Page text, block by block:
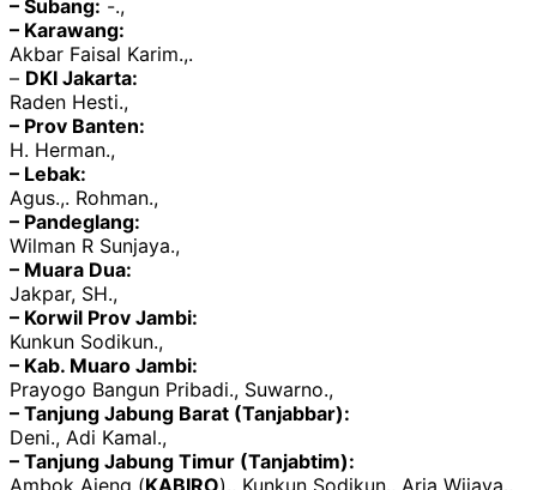
– Subang: -.,
– Karawang:
Akbar Faisal Karim.,.
– DKI Jakarta:
Raden Hesti.,
– Prov Banten:
H. Herman.,
– Lebak:
Agus.,. Rohman.,
– Pandeglang:
Wilman R Sunjaya.,
– Muara Dua:
Jakpar, SH.,
– Korwil Prov Jambi:
Kunkun Sodikun.,
– Kab. Muaro Jambi:
Prayogo Bangun Pribadi., Suwarno.,
– Tanjung Jabung Barat (Tanjabbar):
Deni., Adi Kamal.,
– Tanjung Jabung Timur (Tanjabtim):